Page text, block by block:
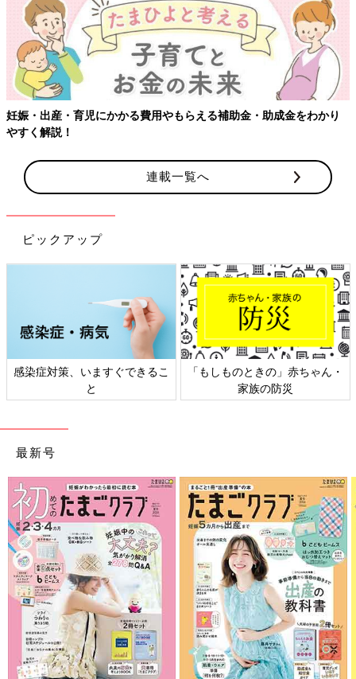
・助成金をわかり
【ワクチン接種できるものも】妊婦の感染症
連載一覧へ
ピックアップ
ときの」赤ちゃん・
日本外来小児科学会リーフレッ
六星占術
最新号